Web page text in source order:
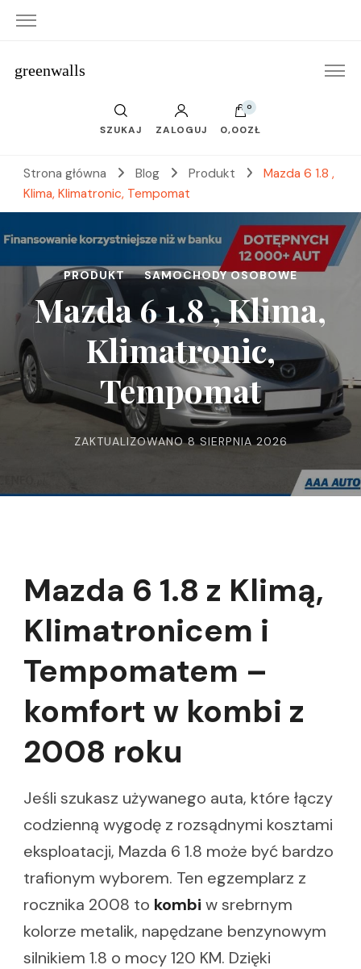
greenwalls
SZUKAJ ZALOGUJ
0
0,00ZŁ
Strona główna Blog Produkt
Mazda 6 1.8 ,
Klima, Klimatronic, Tempomat
PRODUKT SAMOCHODY OSOBOWE
Mazda 6 1.8 , Klima,
Klimatronic,
Tempomat
ZAKTUALIZOWANO8 SIERPNIA 2026
Mazda 6 1.8 z Klimą,
Klimatronicem i
Tempomatem –
komfort w kombi z
2008 roku
Jeśli szukasz używanego auta, które łączy
codzienną wygodę z rozsądnymi kosztami
eksploatacji, Mazda 6 1.8 może być bardzo
trafionym wyborem. Ten egzemplarz z
rocznika 2008 to kombi w srebrnym
kolorze metalik, napędzane benzynowym
silnikiem 1.8 o mocy 120 KM. Dzięki